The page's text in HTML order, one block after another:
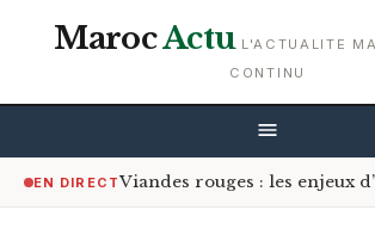
MarocActu L'ACTUALITE
CONTINU
EN DIRECT